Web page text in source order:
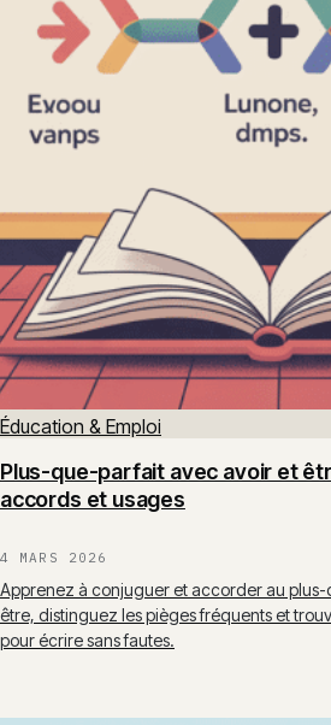
Éducation & Emploi
Plus-que-parfait avec avoir et
accords et usages
4 MARS 2026
Apprenez à conjuguer et accorder au
être, distinguez les pièges fréquents et
pour écrire sans fautes.